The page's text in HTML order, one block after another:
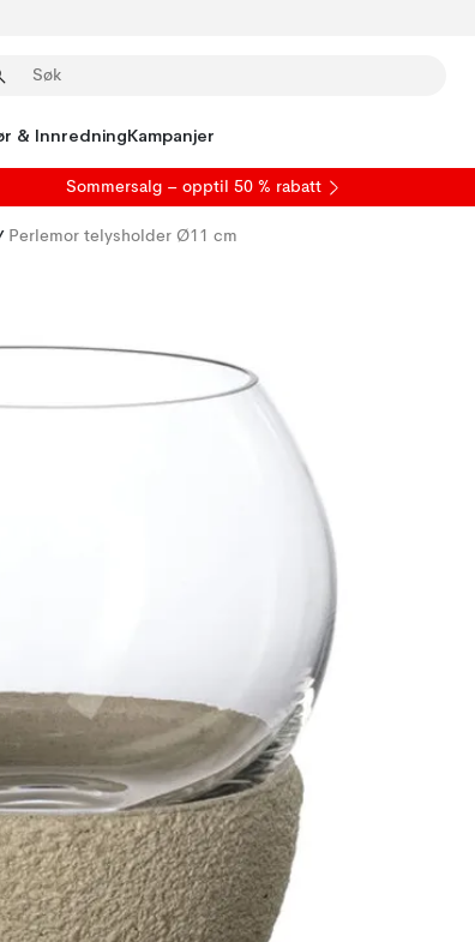
& InnredningKampanjer
Sommersalg – opptil 50 % rabatt
Perlemor telysholder Ø11 cm